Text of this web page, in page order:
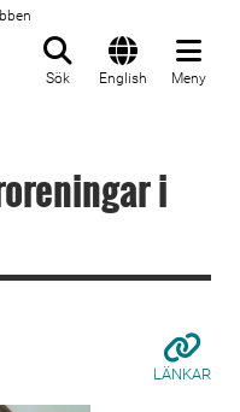
Sök English Meny
i
LÄNKAR